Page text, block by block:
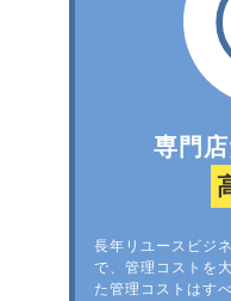
専門
長年リユースビジ
で、管理コストを
た管理コストはす